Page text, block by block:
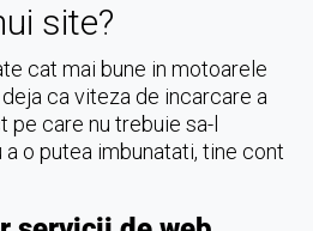
site?
cat mai bune in motoarele
ca viteza de incarcare a
pe care nu trebuie sa-l
o putea imbunatati, tine cont